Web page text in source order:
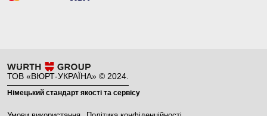
ТОВ «ВЮРТ-УКРАЇНА» © 2024.
Німецький стандарт якості та сервісу